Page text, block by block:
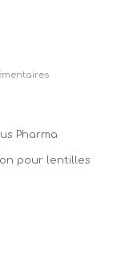
Pharma
pour lentilles